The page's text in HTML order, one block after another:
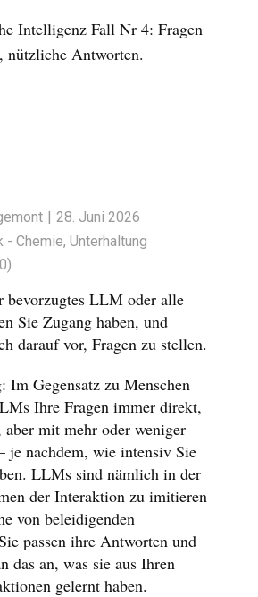
28. Juni 2026
- Chemie, Unterhaltung
bevorzugtes LLM oder alle
Sie Zugang haben, und
darauf vor, Fragen zu stellen.
Im Gegensatz zu Menschen
Ihre Fragen immer direkt,
aber mit mehr oder weniger
je nachdem, wie intensiv Sie
LLMs sind nämlich in der
der Interaktion zu imitieren
von beleidigenden
passen ihre Antworten und
das an, was sie aus Ihren
gelernt haben.